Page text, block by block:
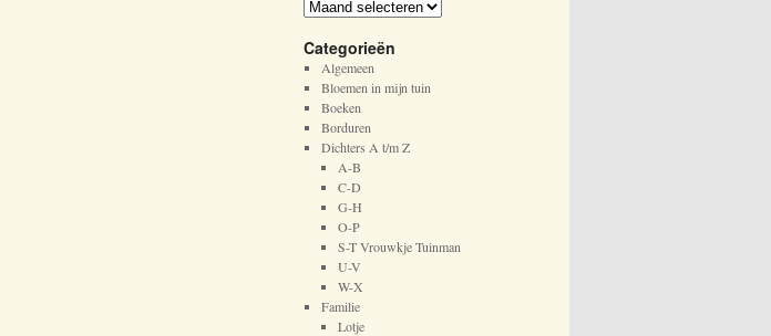
A
c
h
i
e
f
Categorieën
Algemeen
Bloemen in mijn tuin
Boeken
Borduren
Dichters A t/m Z
A-B
C-D
G-H
O-P
S-T Vrouwkje Tuinman
U-V
W-X
Familie
Lotje